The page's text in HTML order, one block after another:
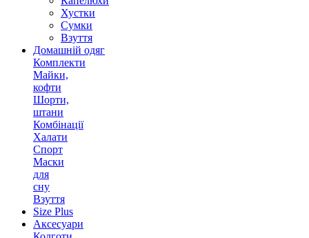
Хустки
Сумки
Взуття
Домашній одяг
Комплекти
Майки,
кофти
Шорти,
штани
Комбінації
Халати
Спорт
Маски
для
сну
Взуття
Size Plus
Аксесуари